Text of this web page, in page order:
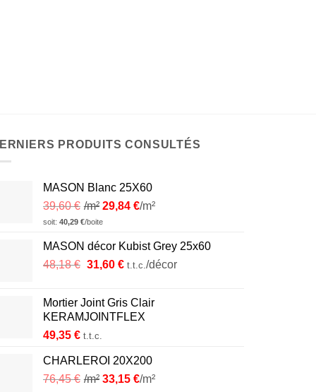
PRODUITS CONSULTÉS
MASON Blanc 25X60
39,60€ /m² 29,84 €/m²
soit: 40,29 €/boite
MASON décor Kubist Grey 25x60
48,18€ Le
était :
48,18 €.
31,60 €Le
est :
31,60 €.
t.t.c./décor
Mortier Joint Gris Clair
KERAMJOINTFLEX
49,35 € t.t.c.
CHARLEROI 20X200
76,45€ /m² 33,15 €/m²